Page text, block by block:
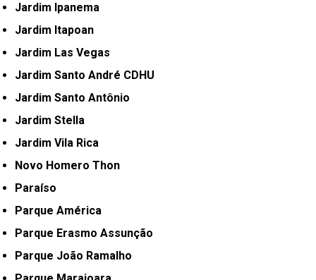
Jardim Ipanema
Jardim Itapoan
Jardim Las Vegas
Jardim Santo André CDHU
Jardim Santo Antônio
Jardim Stella
Jardim Vila Rica
Novo Homero Thon
Paraíso
Parque América
Parque Erasmo Assunção
Parque João Ramalho